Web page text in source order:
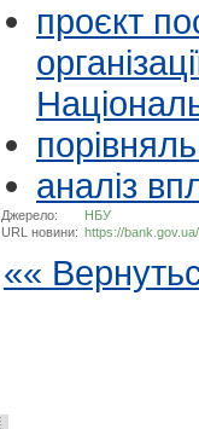
проєкт
аналіз
Джерело:
НБУ
URL новини: https://
««